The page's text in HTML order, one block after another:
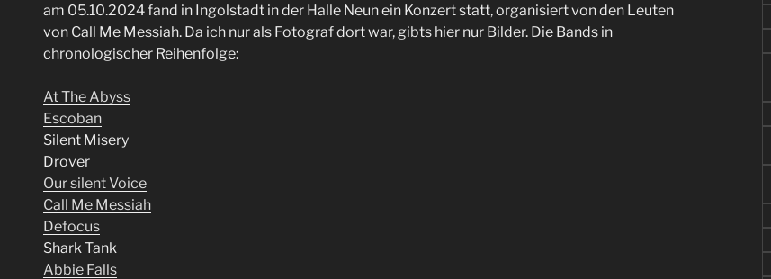
am 05.10.2024 fand in Ingolstadt in der Halle Neun ein Konzert statt, organisiert von den Leuten
von Call Me Messiah. Da ich nur als Fotograf dort war, gibts hier nur Bilder. Die Bands in
chronologischer Reihenfolge:
At The Abyss
Escoban
Silent Misery
Drover
Our silent Voice
Call Me Messiah
Defocus
Shark Tank
Abbie Falls